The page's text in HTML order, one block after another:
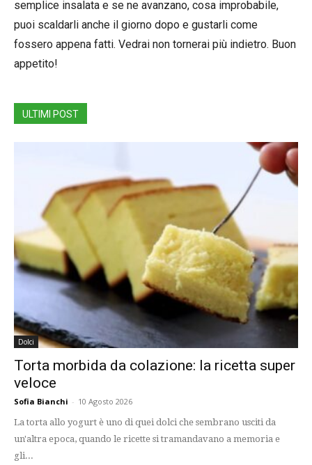
semplice insalata e se ne avanzano, cosa improbabile,
puoi scaldarli anche il giorno dopo e gustarli come
fossero appena fatti. Vedrai non tornerai più indietro. Buon
appetito!
ULTIMI POST
Dolci
Torta morbida da colazione: la ricetta super
veloce
Sofia Bianchi - 10 Agosto 2026
La torta allo yogurt è uno di quei dolci che sembrano usciti da
un'altra epoca, quando le ricette si tramandavano a memoria e
gli...